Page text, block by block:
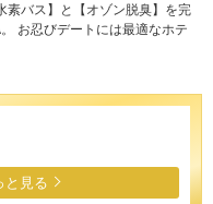
バス】と【オゾン脱臭】を完
お忍びデートには最適なホテ
と見る